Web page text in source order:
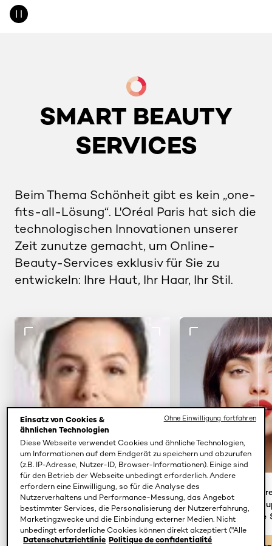
SMART BEAUTY
SERVICES
Beim Thema Schönheit gibt es kein „one-
fits-all-Lösung“. L'Oréal Paris hat sich die
technologischen Innovationen unserer
Zeit zunutze gemacht, um Online-
Beauty-Services exklusiv für Sie zu
entwickeln: Ihre Haut, Ihr Haar, Ihr Stil.
Holen Sie sich Ihr
persönliches
Hautpflegeprogramm.
HAUTANALYSE
Make-
an, die
Einsatz von Cookies &
ähnlichen Technologien
Diese Webseite verwendet Cookies und ähnliche Technologien,
um Informationen auf dem Endgerät zu speichern und abzurufen
(z.B. IP-Adresse, Nutzer-ID, Browser-Informationen). Einige sind
für den Betrieb der Webseite unbedingt erforderlich. Andere
erfordern eine Einwilligung, so für die Analyse des
Nutzerverhaltens und Performance-Messung, das Angebot
bestimmter Services, die Personalisierung der Nutzererfahrung,
Marketingzwecke und die Einbindung externer Medien. Nicht
unbedingt erforderliche Cookies können direkt akzeptiert ("Alle
akzeptieren") oder abgelehnt ("Ohne Einwilligung fortfahren")
Datenschutzrichtlinie Politique de confidentialité
Ohne Einwilligung fortfahren